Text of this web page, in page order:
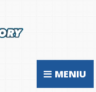
MENIU